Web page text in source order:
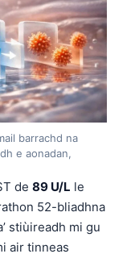
barrachd na
e aonadan,
de 89 U/L le
52-bliadhna
stiùireadh mi gu
air tinneas